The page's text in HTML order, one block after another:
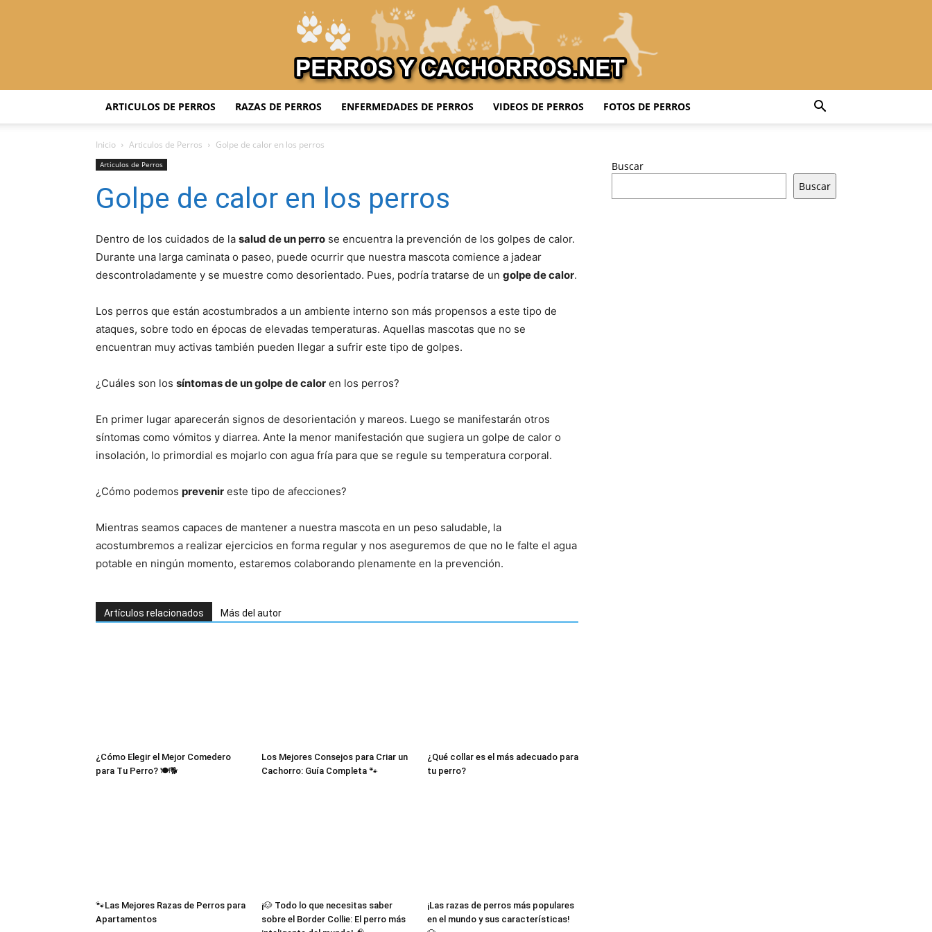
–
Fotos
ARTICULOS DE PERROS RAZAS DE PERROS ENFERMEDADES DE PERROS VIDEOS DE PERROS FOTOS DE PERROS
Inicio Articulos de Perros Golpe de calor en los perros
Articulos de Perros
Golpe de calor en los perros
Dentro de los cuidados de la salud de un perro se encuentra la prevención de los golpes de calor.
Durante una larga caminata o paseo, puede ocurrir que nuestra mascota comience a jadear
descontroladamente y se muestre como desorientado. Pues, podría tratarse de un golpe de calor.
Los perros que están acostumbrados a un ambiente interno son más propensos a este tipo de
ataques, sobre todo en épocas de elevadas temperaturas. Aquellas mascotas que no se
encuentran muy activas también pueden llegar a sufrir este tipo de golpes.
¿Cuáles son los síntomas de un golpe de calor en los perros?
En primer lugar aparecerán signos de desorientación y mareos. Luego se manifestarán otros
síntomas como vómitos y diarrea. Ante la menor manifestación que sugiera un golpe de calor o
insolación, lo primordial es mojarlo con agua fría para que se regule su temperatura corporal.
¿Cómo podemos prevenir este tipo de afecciones?
Mientras seamos capaces de mantener a nuestra mascota en un peso saludable, la
acostumbremos a realizar ejercicios en forma regular y nos aseguremos de que no le falte el agua
potable en ningún momento, estaremos colaborando plenamente en la prevención.
Artículos relacionados Más del autor
¿Cómo Elegir el Mejor Comedero
para Tu Perro? 🍽️🐕
Los Mejores Consejos para Criar un
Cachorro: Guía Completa 🐾
¿Qué collar es el más adecuado para
tu perro?
🐾Las Mejores Razas de Perros para
Apartamentos
¡🐶 Todo lo que necesitas saber
sobre el Border Collie: El perro más
¡Las razas de perros más populares
en el mundo y sus características!
Buscar
Buscar